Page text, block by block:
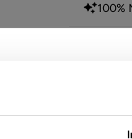
100%
¿Mi